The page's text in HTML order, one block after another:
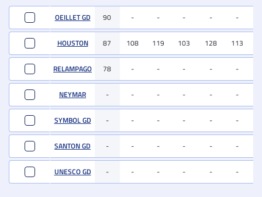
Comparer Nom IFNAIS CRsev DMsev DSsev FOSsev ISEVR
OEILLET GD
90 - - - - -
HOUSTON 87 108 119 103 128 113
RELAMPAGO 78 - - - - -
NEYMAR - - - - - -
SYMBOL GD - - - - - -
SANTON GD - - - - - -
UNESCO GD - - - - - -